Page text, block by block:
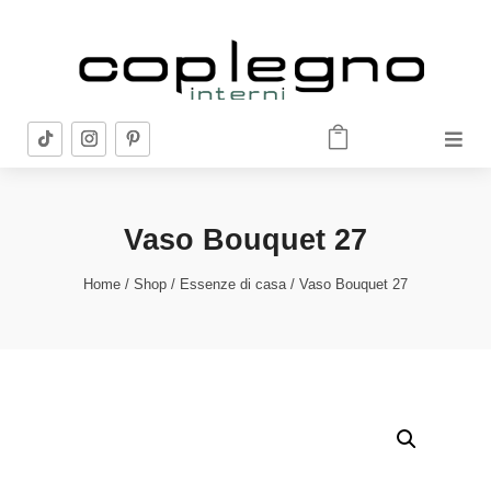
 
Vaso Bouquet 27
Home/ Shop/ Essenze di casa/ Vaso Bouquet 27